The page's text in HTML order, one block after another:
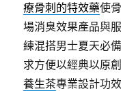
療骨刺的特效藥使
場消臭效果產品與
練混搭男士夏天必
求方便以經典以原
養生茶專業設計功